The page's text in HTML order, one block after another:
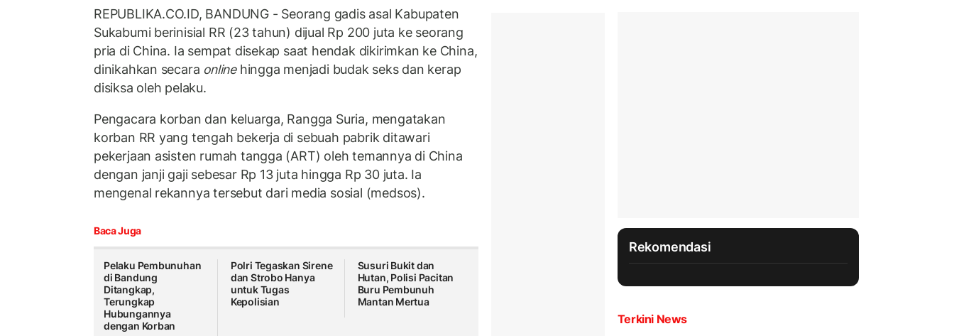
REPUBLIKA.CO.ID, BANDUNG - Seorang gadis asal Kabupaten
Sukabumi berinisial RR (23 tahun) dijual Rp 200 juta ke seorang
pria di China. Ia sempat disekap saat hendak dikirimkan ke China,
dinikahkan secara onlinehingga menjadi budak seks dan kerap
disiksa oleh pelaku.
Pengacara korban dan keluarga, Rangga Suria, mengatakan
korban RR yang tengah bekerja di sebuah pabrik ditawari
pekerjaan asisten rumah tangga (ART) oleh temannya di China
dengan janji gaji sebesar Rp 13 juta hingga Rp 30 juta. Ia
mengenal rekannya tersebut dari media sosial (medsos).
Baca Juga
Pelaku Pembunuhan
di Bandung
Ditangkap,
Terungkap
Hubungannya
dengan Korban
Polri Tegaskan Sirene
dan Strobo Hanya
untuk Tugas
Kepolisian
Susuri Bukit dan
Hutan, Polisi Pacitan
Buru Pembunuh
Mantan Mertua
Rekomendasi
Terkini News